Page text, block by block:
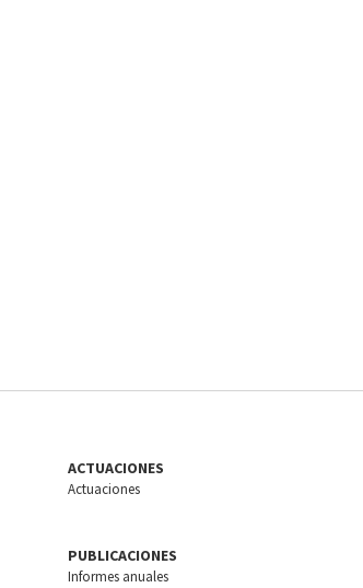
ACTUACIONES
Actuaciones
PUBLICACIONES
Informes anuales